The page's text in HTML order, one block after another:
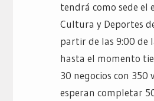
tendrá como sede el
Cultura y Deportes
partir de las 9:00 de
hasta el momento
30 negocios con 350
esperan completar